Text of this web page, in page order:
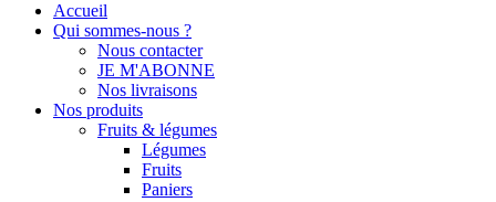
Accueil
Qui sommes-nous ?
Nous contacter
JE M'ABONNE
Nos livraisons
Nos produits
Fruits & légumes
Légumes
Fruits
Paniers